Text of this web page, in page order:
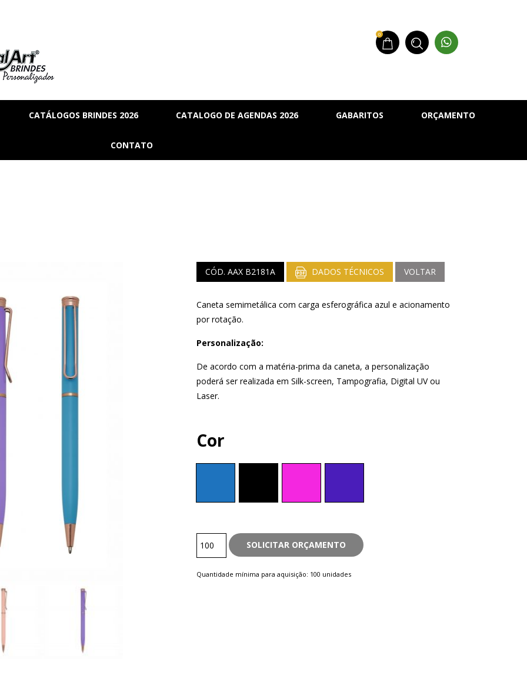
0
CATÁLOGOS BRINDES 2026
BRINDES_02
CATALOGO DE AGENDAS 2026 GABARITOS ORÇAMENTO
CONTATO
CÓD. AAX B2181A DADOS TÉCNICOS VOLTAR
Caneta semimetálica com carga esferográfica azul e acionamento
por rotação.
Personalização:
De acordo com a matéria-prima da caneta, a personalização
poderá ser realizada em Silk-screen, Tampografia, Digital UV ou
Laser.
Cor
Semimetal
quantity
SOLICITAR ORÇAMENTO
Quantidade mínima para aquisição: 100 unidades